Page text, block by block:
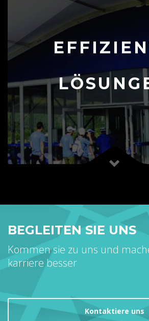
BEGLEITEN SIE UNS
Kommen sie zu uns und
karriere besser
Kontaktiere uns